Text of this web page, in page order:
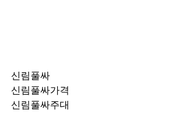
신림풀싸
신림풀싸가격
신림풀싸주대